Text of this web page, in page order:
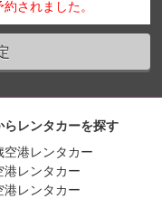
されました。
らレンタカーを探す
空港レンタカー
港レンタカー
港レンタカー